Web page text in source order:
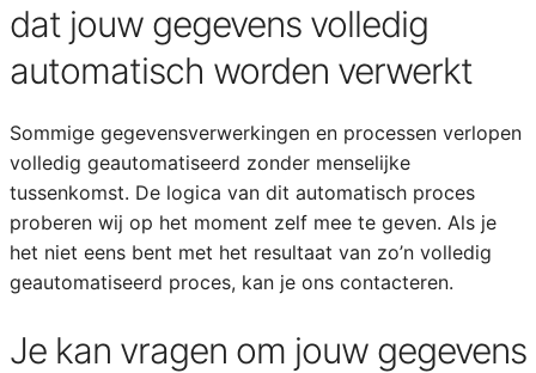
dat jouw gegevens volledig
automatisch worden verwerkt
Sommige gegevensverwerkingen en processen verlopen
volledig geautomatiseerd zonder menselijke
tussenkomst. De logica van dit automatisch proces
proberen wij op het moment zelf mee te geven. Als je
het niet eens bent met het resultaat van zo’n volledig
geautomatiseerd proces, kan je ons contacteren.
Je kan vragen om jouw gegevens